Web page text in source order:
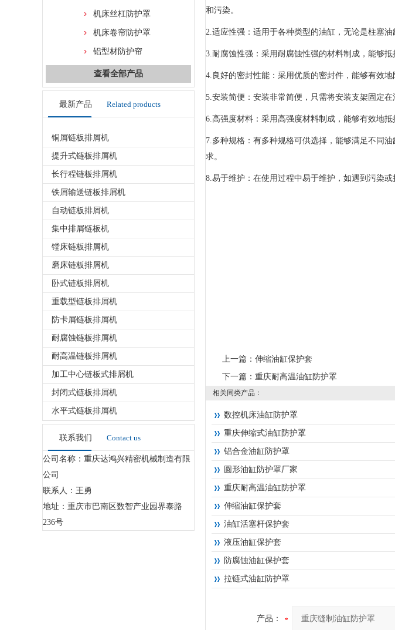
机床丝杠防护罩
机床卷帘防护罩
铝型材防护帘
查看全部产品
最新产品 Related products
铜屑链板排屑机
提升式链板排屑机
长行程链板排屑机
铁屑输送链板排屑机
自动链板排屑机
集中排屑链板机
镗床链板排屑机
磨床链板排屑机
卧式链板排屑机
重载型链板排屑机
防卡屑链板排屑机
耐腐蚀链板排屑机
耐高温链板排屑机
加工中心链板式排屑机
封闭式链板排屑机
水平式链板排屑机
联系我们 Contact us
公司名称：重庆达鸿兴精密机械制造有限
公司
联系人：王勇
地址：重庆市巴南区数智产业园界泰路
236号
和污染。
2.适应性强：适用于各种类型的油缸，无论是柱塞
3.耐腐蚀性强：采用耐腐蚀性强的材料制成，能够
4.良好的密封性能：采用优质的密封件，能够有效
5.安装简便：安装非常简便，只需将安装支架固定
6.高强度材料：采用高强度材料制成，能够有效地
7.多种规格：有多种规格可供选择，能够满足不同
求。
8.易于维护：在使用过程中易于维护，如遇到污染或
上一篇： 伸缩油缸保护套
下一篇： 重庆耐高温油缸防护罩
相关同类产品：
数控机床油缸防护罩
重庆伸缩式油缸防护罩
铝合金油缸防护罩
圆形油缸防护罩厂家
重庆耐高温油缸防护罩
伸缩油缸保护套
油缸活塞杆保护套
液压油缸保护套
防腐蚀油缸保护套
拉链式油缸防护罩
产品：